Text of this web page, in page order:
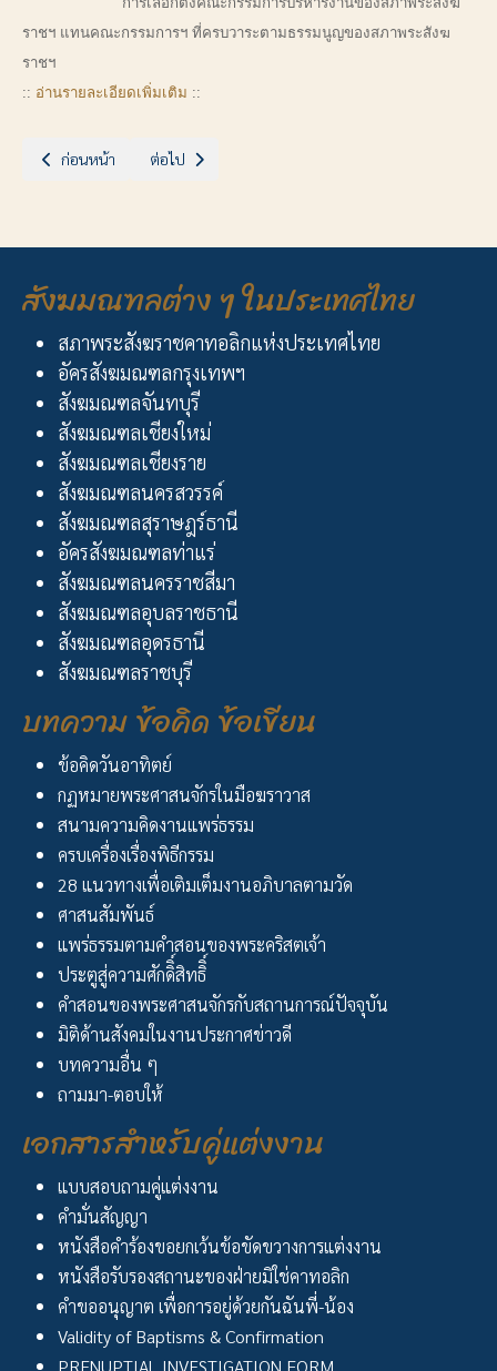
ราชฯ แทนคณะกรรมการฯ ที่ครบวาระตามธรรมนูญของสภาพระสังฆ
ราชฯ
:: อ่านรายละเอียดเพิ่มเติม ::
เนื้อหาก่อนหน้า: ฉลองวัดนักบุญมาร์การีตา บางตาล
ก่อนหน้า เนื้อหาถัดไป: สังฆมณฑลราชบุรี ประกาศเปิด "ปีแห่งความ
ต่อไป
สังฆมณฑลต่าง ๆ ในประเทศไทย
สภาพระสังฆราชคาทอลิกแห่งประเทศไทย
อัครสังฆมณฑลกรุงเทพฯ
สังฆมณฑลจันทบุรี
สังฆมณฑลเชียงใหม่
สังฆมณฑลเชียงราย
สังฆมณฑลนครสวรรค์
สังฆมณฑลสุราษฎร์ธานี
อัครสังฆมณฑลท่าแร่
สังฆมณฑลนครราชสีมา
สังฆมณฑลอุบลราชธานี
สังฆมณฑลอุดรธานี
สังฆมณฑลราชบุรี
บทความ ข้อคิด ข้อเขียน
ข้อคิดวันอาทิตย์
กฏหมายพระศาสนจักรในมือฆราวาส
สนามความคิดงานแพร่ธรรม
ครบเครื่องเรื่องพิธีกรรม
28 แนวทางเพื่อเติมเต็มงานอภิบาลตามวัด
ศาสนสัมพันธ์
แพร่ธรรมตามคำสอนของพระคริสตเจ้า
ประตูสู่ความศักดิิ์สิทธิิ์
คำสอนของพระศาสนจักรกับสถานการณ์ปัจจุบัน
มิติด้านสังคมในงานประกาศข่าวดี
บทความอื่น ๆ
ถามมา-ตอบให้
เอกสารสำหรับคู่แต่งงาน
แบบสอบถามคู่แต่งงาน
คำมั่นสัญญา
หนังสือคำร้องขอยกเว้นข้อขัดขวางการแต่งงาน
หนังสือรับรองสถานะของฝ่ายมิใช่คาทอลิก
คำขออนุญาต เพื่อการอยู่ด้วยกันฉันพี่-น้อง
Validity of Baptisms & Confirmation
PRENUPTIAL INVESTIGATION FORM